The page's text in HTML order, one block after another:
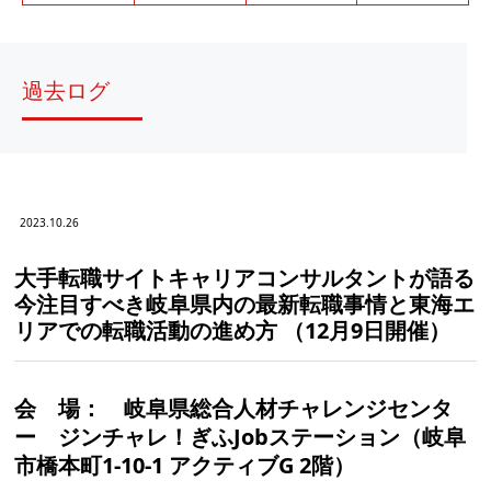
過去ログ
2023.10.26
大手転職サイトキャリアコンサルタントが語る
今注目すべき岐阜県内の最新転職事情と東海エ
リアでの転職活動の進め方 （12月9日開催）
会 場：
岐阜県総合人材チャレンジセンタ
ー ジンチャレ！ぎふJobステーション（岐阜
市橋本町1-10-1 アクティブG 2階）